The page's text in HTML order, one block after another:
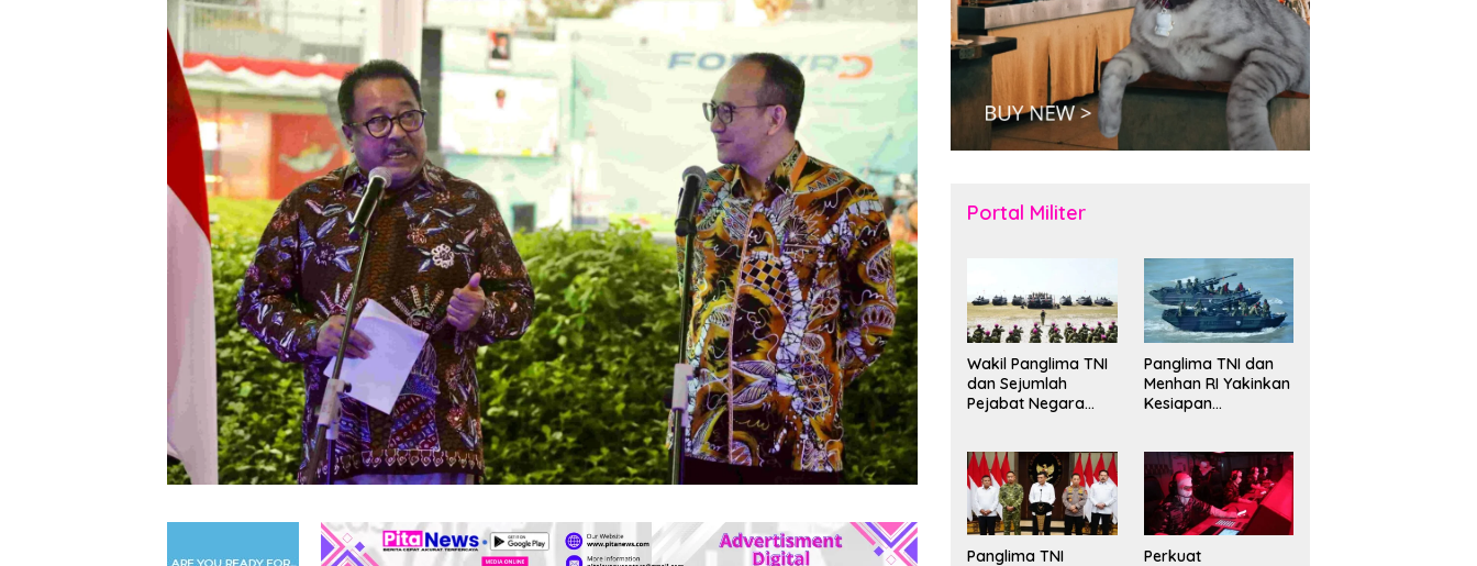
Portal Militer
Wakil Panglima TNI
dan Sejumlah
Pejabat Negara
Brevet Korps
Marinir
Panglima TNI dan
Menhan RI Yakinkan
Kesiapan
Panglima TNI
Perkuat